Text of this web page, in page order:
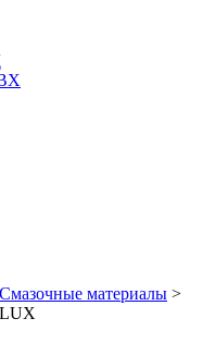
Смазочные материалы >